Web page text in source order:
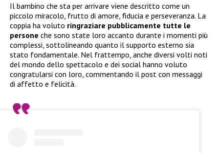
Il bambino che sta per arrivare viene descritto come un
piccolo miracolo, frutto di amore, fiducia e perseveranza. La
coppia ha voluto ringraziare pubblicamente tutte le
persone che sono state loro accanto durante i momenti più
complessi, sottolineando quanto il supporto esterno sia
stato fondamentale. Nel frattempo, anche diversi volti noti
del mondo dello spettacolo e dei social hanno voluto
congratularsi con loro, commentando il post con messaggi
di affetto e felicità.